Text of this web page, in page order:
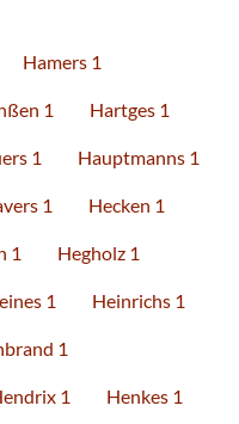
Hamers 1
1 Hartges 1
1 Hauptmanns 1
1 Hecken 1
1 Hegholz 1
1 Heinrichs 1
1
1 Henkes 1